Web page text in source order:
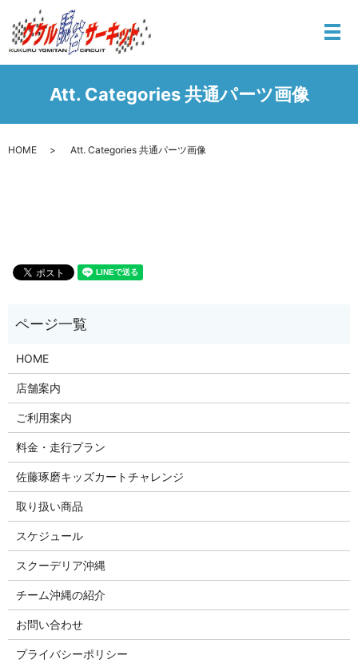
メ
Att. Categories 共通パーツ画像
HOME Att. Categories 共通パーツ画像
HOME
店舗案内
ご利用案内
料金・走行プラン
佐藤琢磨キッズカートチャレンジ
取り扱い商品
スケジュール
スクーデリア沖縄
チーム沖縄の紹介
お問い合わせ
プライバシーポリシー